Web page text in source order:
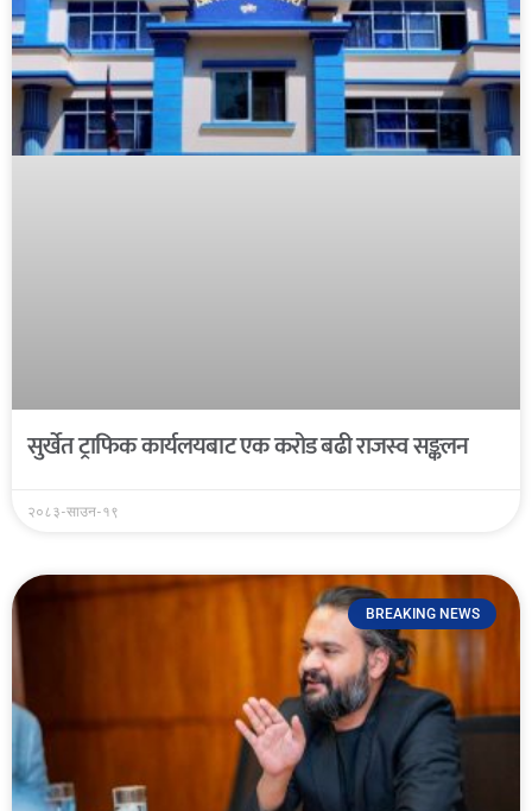
सुर्खेत ट्राफिक कार्यलयबाट एक करोड बढी राजस्व सङ्कलन
२०८३-साउन-१९
BREAKING NEWS